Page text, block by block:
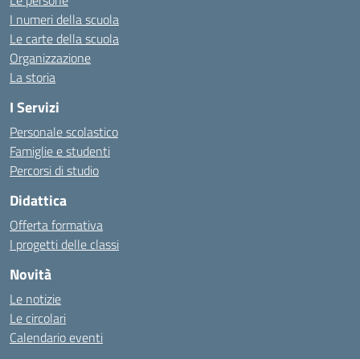
I numeri della scuola
Le carte della scuola
Organizzazione
La storia
I Servizi
Personale scolastico
Famiglie e studenti
Percorsi di studio
Didattica
Offerta formativa
I progetti delle classi
Novità
Le notizie
Le circolari
Calendario eventi